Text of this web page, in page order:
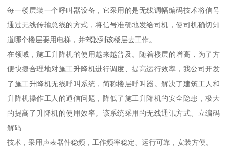
每一楼层装一个呼叫器设备，它采用的是无线调幅编码技术将信号
通过无线传输总线的方式，将信号准确地发给司机，使司机确切知
道哪个楼层要用电梯，并驾驶到该楼层去工作。
在领域，施工升降机的使用越来越普及。随着楼层的增高，为了方
便快捷合理地对施工升降机进行调度、提高运行效率，我公司开发
了施工升降机无线呼叫系统，简称楼层呼叫器。解决了建筑工人和
升降机操作工人的通信问题，降低了施工升降机的安全隐患，极大
的提高了升降机的使用效率。该系统采用的无线通讯方式、立编码
解码
技术，采用声表器件稳频，工作频率稳定、运行可靠，安装方便。